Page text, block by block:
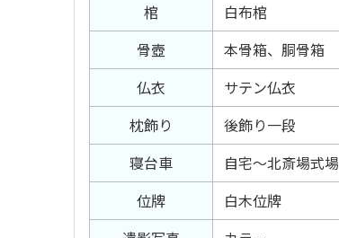
棺
白布棺
骨壺
本骨箱、胴骨箱
仏衣
サテン仏衣
枕飾り
後飾り一段
寝台車
自宅～北斎場式場
位牌
白木位牌